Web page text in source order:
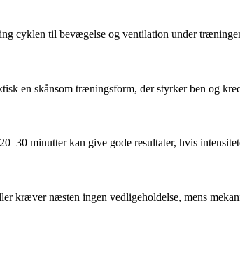
cyklen til bevægelse og ventilation under
en skånsom træningsform, der styrker ben og
minutter kan give gode resultater, hvis
kræver næsten ingen vedligeholdelse, mens